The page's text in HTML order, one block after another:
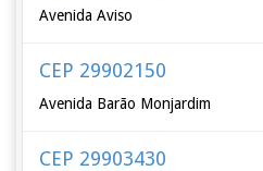
Avenida Aviso
CEP 29902150
Avenida Barão Monjardim
CEP 29903430